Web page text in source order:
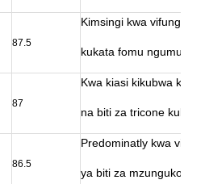
87.5
Kimsingi kwa vifungo
kukata fomu ngumu za
87
Kwa kiasi kikubwa kwa
na biti za tricone
86.5
Predominatly kwa
ya biti za mzunguko